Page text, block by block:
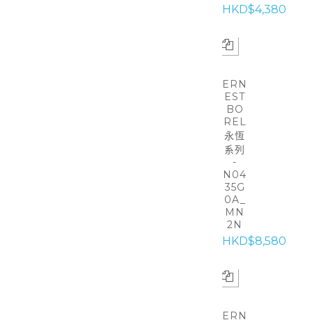
HKD$4,380
ERN
EST
BO
REL
永恆
系列
-
N04
35G
0A_
MN
2N
HKD$8,580
ERN